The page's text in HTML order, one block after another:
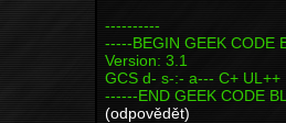
----------
-----BEGIN GEEK CODE
Version: 3.1
GCS d- s-:- a--- C+ UL++
------END GEEK CODE
(odpovědět)